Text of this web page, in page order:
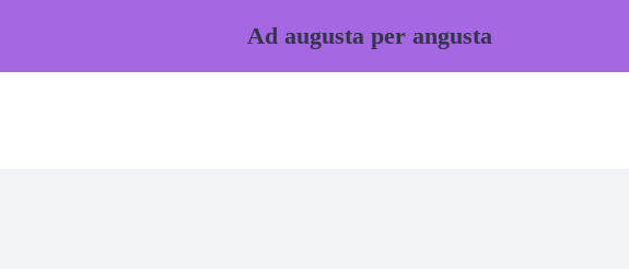
Ad augusta per angusta